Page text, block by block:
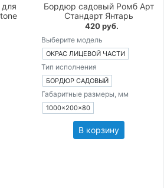
Бордюр садовый Ромб Арт
Стандарт Янтарь
420 руб.
Выберите модель
ОКРАС ЛИЦЕВОЙ ЧАСТИ
Тип исполнения
БОРДЮР САДОВЫЙ
Габаритные размеры, мм
1000×200×80
В корзину